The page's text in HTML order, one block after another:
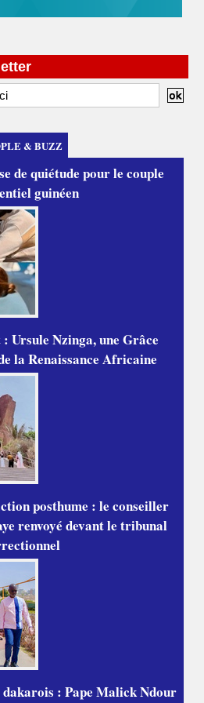
& BUZZ
de quiétude pour le couple
guinéen
Ursule Nzinga, une Grâce
la Renaissance Africaine
posthume : le conseiller
renvoyé devant le tribunal
: Pape Malick Ndour